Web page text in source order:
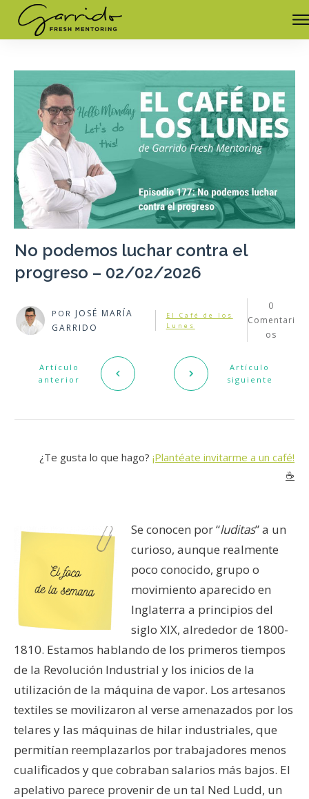
No podemos luchar contra el
progreso – 02/02/2026
POR JOSÉ MARÍA
GARRIDO
El Café de los
Lunes
0
Comentari
os
Artículo
anterior
Artículo
siguiente
¿Te gusta lo que hago? ¡Plantéate invitarme a un café!
☕️
Se conocen por “luditas” a un
curioso, aunque realmente
poco conocido, grupo o
movimiento aparecido en
Inglaterra a principios del
siglo XIX, alrededor de 1800-
1810. Estamos hablando de los primeros tiempos
de la Revolución Industrial y los inicios de la
utilización de la máquina de vapor. Los artesanos
textiles se movilizaron al verse amenazados por los
telares y las máquinas de hilar industriales, que
permitían reemplazarlos por trabajadores menos
cualificados y que cobraban salarios más bajos. El
apelativo parece provenir de un tal Ned Ludd, un